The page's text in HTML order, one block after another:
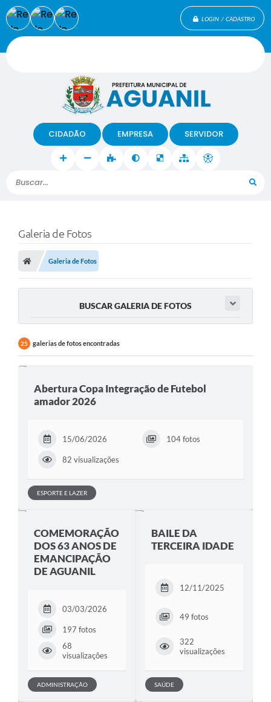
LOGIN / CADASTRO
Buscar...
CIDADÃO EMPRESA SERVIDOR
Galeria de Fotos
Galeria de Fotos
BUSCAR GALERIA DE FOTOS
25 galerias de fotos encontradas
Abertura Copa Integração de Futebol
amador 2026
15/06/2026 104 fotos
82 visualizações
ESPORTE E LAZER
COMEMORAÇÃO
DOS 63 ANOS DE
EMANCIPAÇÃO
DE AGUANIL
03/03/2026
197 fotos
68
visualizações
ADMINISTRAÇÃO
BAILE DA
TERCEIRA IDADE
12/11/2025
49 fotos
322
visualizações
SAÚDE